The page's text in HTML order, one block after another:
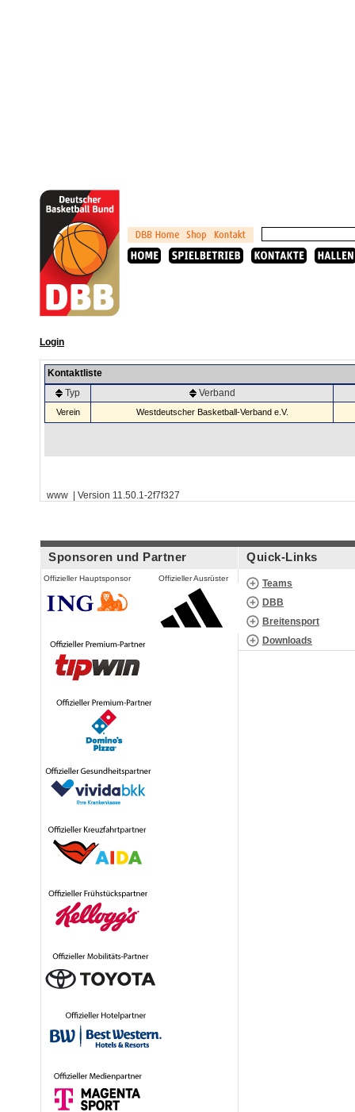
Login
Kontaktliste
Typ
Verband
Verein Westdeutscher Basketball-Verband e.V.
www | Version 11.50.1-2f7f327
Sponsoren und Partner
Offizieller Hauptsponsor Offizieller Ausrüster
Quick-Links
Teams
DBB
Breitensport
Downloads